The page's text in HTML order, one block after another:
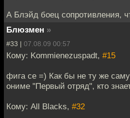
А Блэйд боец сопротивления,
Блюзмен »
#33 | 07.08.09 00:57
Кому: Kommienezuspadt, #15
фига се =) Как бы не ту же
ониме "Первый отряд", кто
Кому: All Blacks, #32